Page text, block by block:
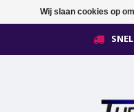
Wij slaan cookies op